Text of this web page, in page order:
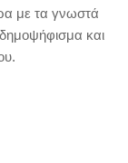
με τα γνωστά
και